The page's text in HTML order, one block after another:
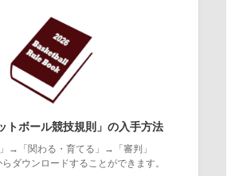
トボール競技規則」の入手方法
」→「関わる・育てる」→「審判」
ダウンロードすることができます。